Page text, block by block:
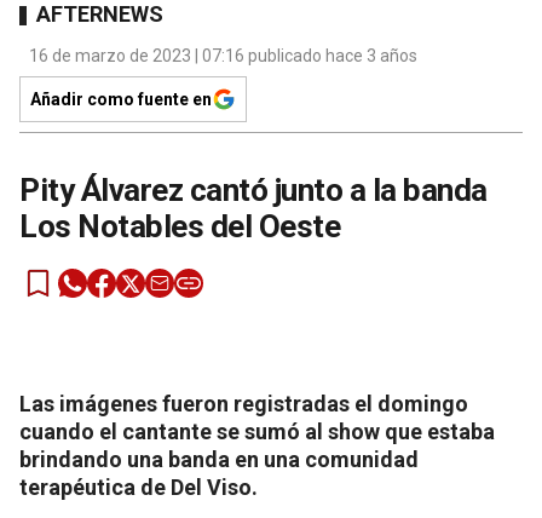
AFTERNEWS
16 de marzo de 2023 | 07:16 publicado hace 3 años
Añadir como fuente en
Pity Álvarez cantó junto a la banda
Los Notables del Oeste
Las imágenes fueron registradas el domingo
cuando el cantante se sumó al show que estaba
brindando una banda en una comunidad
terapéutica de Del Viso.